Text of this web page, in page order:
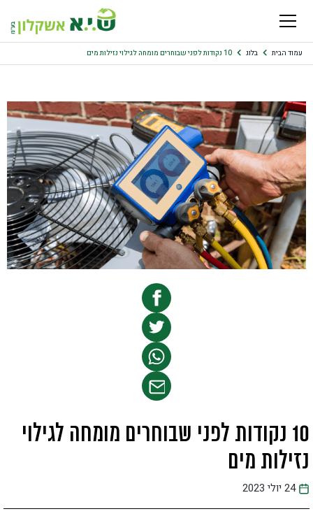
עמוד הבית בלוג 10 נקודות לפני שבוחרים מומחה לגילוי נזילות מים
10 נקודות לפני שבוחרים מומחה לגילוי
נזילות מים
24 יולי 2023